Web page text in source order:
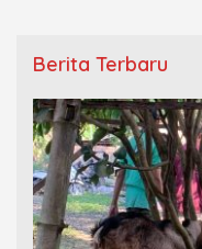
Berita Terbaru